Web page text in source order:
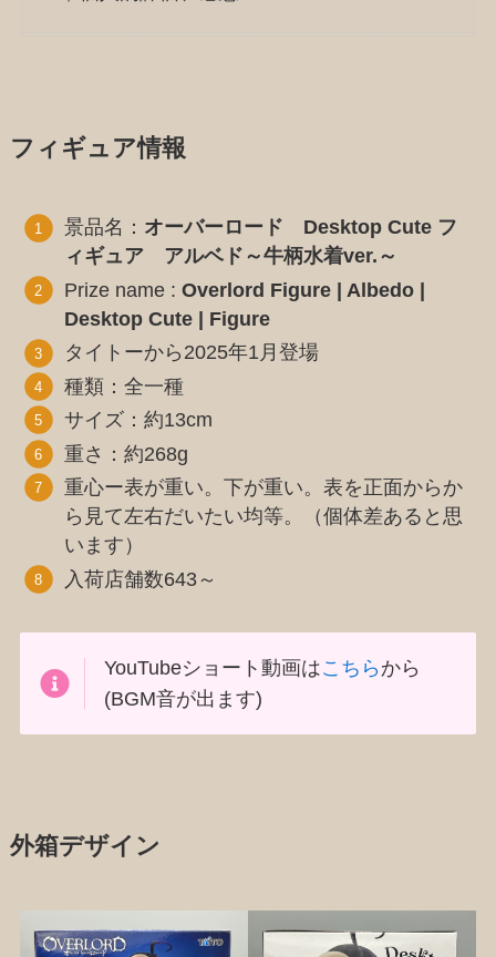
フィギュア情報
景品名： オーバーロード Desktop Cute フ
ィギュア アルベド～牛柄水着ver.～
Prize name :Overlord Figure | Albedo |
Desktop Cute | Figure
タイトーから2025年1月登場
種類：全一種
サイズ：約13cm
重さ：約268g
重心ー表が重い。下が重い。表を正面からか
ら見て左右だいたい均等。（個体差あると思
います）
入荷店舗数643～
YouTubeショート動画はこちら から
(BGM音が出ます)
外箱デザイン